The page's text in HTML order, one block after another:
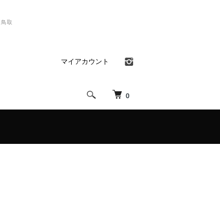
取
0
マイアカウント